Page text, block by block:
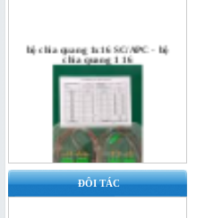
chia quang 1 16
Bộ chia quang 1x16 SC/UPC - bộ
ĐÔI TÁC